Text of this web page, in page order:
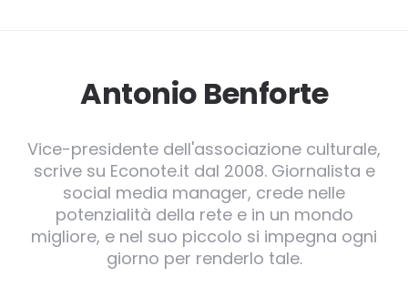
Antonio Benforte
Vice-presidente dell'associazione culturale,
scrive su Econote.it dal 2008. Giornalista e
social media manager, crede nelle
potenzialità della rete e in un mondo
migliore, e nel suo piccolo si impegna ogni
giorno per renderlo tale.